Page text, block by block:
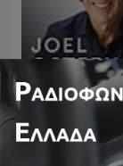
Joel Osteen